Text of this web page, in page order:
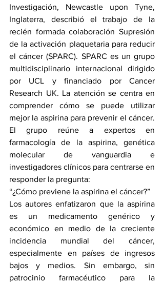
Investigación, Newcastle upon Tyne,
Inglaterra, describió el trabajo de la
recién formada colaboración Supresión
de la activación plaquetaria para reducir
el cáncer (SPARC). SPARC es un grupo
multidisciplinario internacional dirigido
por UCL y financiado por Cancer
Research UK. La atención se centra en
comprender cómo se puede utilizar
mejor la aspirina para prevenir el cáncer.
El grupo reúne a expertos en
farmacología de la aspirina, genética
molecular de vanguardia e
investigadores clínicos para centrarse en
responder la pregunta:
“¿Cómo previene la aspirina el cáncer?”
Los autores enfatizaron que la aspirina
es un medicamento genérico y
económico en medio de la creciente
incidencia mundial del cáncer,
especialmente en países de ingresos
bajos y medios. Sin embargo, sin
patrocinio farmacéutico para la